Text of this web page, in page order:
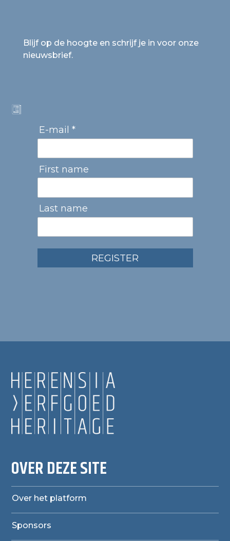
Blijf op de hoogte en schrijf je in voor onze
nieuwsbrief.
E-mail *
First name
Last name
REGISTER
OVER DEZE SITE
Over het platform
Sponsors